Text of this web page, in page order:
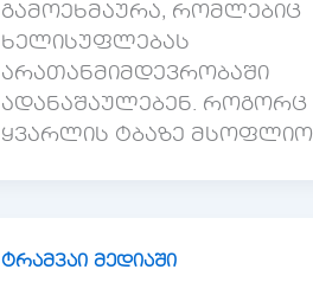
გამოეხმაურა, რომლებიც
ხელისუფლებას
არათანმიმდევრობაში
ადანაშაულებენ. როგორც
ყვარლის ტბაზე მსოფლიო
ტრამვაი მედიაში